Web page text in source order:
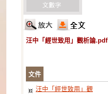
汪中「經世致用」觀析論.pdf
文件
汪中「經世致用」觀